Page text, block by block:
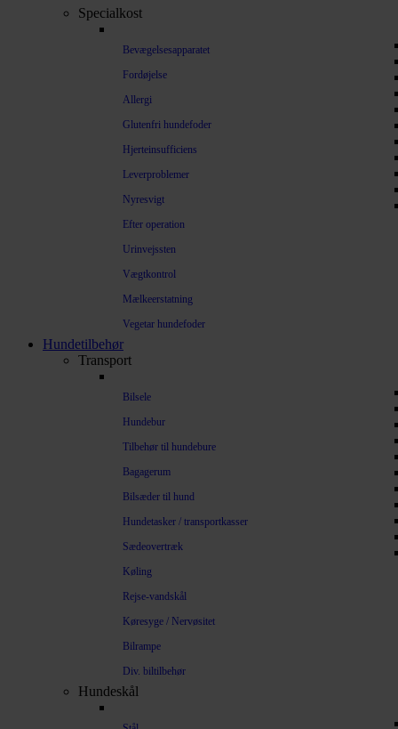
Specialkost
Bevægelsesapparatet
Fordøjelse
Allergi
Glutenfri hundefoder
Hjerteinsufficiens
Leverproblemer
Nyresvigt
Efter operation
Urinvejssten
Vægtkontrol
Mælkeerstatning
Vegetar hundefoder
Hundetilbehør
Transport
Bilsele
Hundebur
Tilbehør til hundebure
Bagagerum
Bilsæder til hund
Hundetasker / transportkasser
Sædeovertræk
Køling
Rejse-vandskål
Køresyge / Nervøsitet
Bilrampe
Div. biltilbehør
Hundeskål